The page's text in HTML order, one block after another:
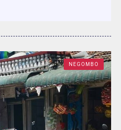
NEGOMBO